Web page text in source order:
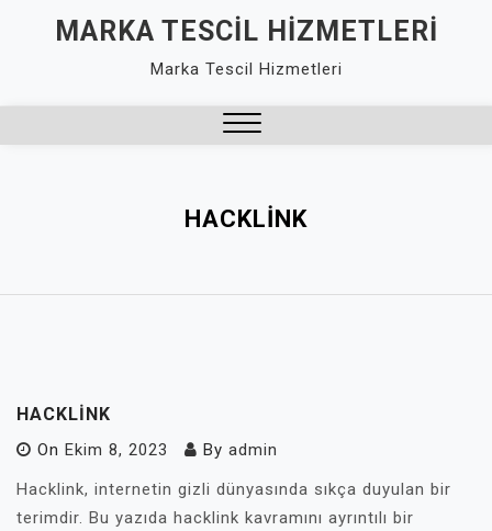
MARKA TESCIL HIZMETLERI
Marka Tescil Hizmetleri
HACKLINK
HACKLINK
On Ekim 8, 2023 By admin
Hacklink, internetin gizli dünyasında sıkça duyulan bir
terimdir. Bu yazıda hacklink kavramını ayrıntılı bir